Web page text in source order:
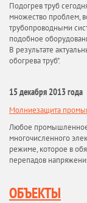
Подогрев труб
множество проблем,
трубопроводными
подобное
В результате
обогрева труб".
15 декабря 2013 года
Молниезащита
Любое промышленное
многочисленного
режиме, которое в
перепадов
ОБЪЕКТЫ